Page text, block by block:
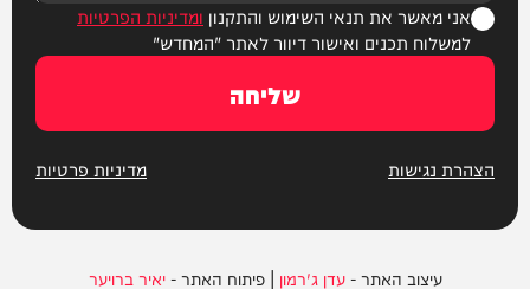
אני מאשר את תנאי השימוש והתקנון ומדיניות הפרטיות
למשלוח תכנים ואישור דיוור לאתר "המחדש"
שליחה
הצהרת נגישות מדיניות פרטיות
עיצוב האתר -עדן ג'רמון | פיתוח האתר -יאיר ברויער